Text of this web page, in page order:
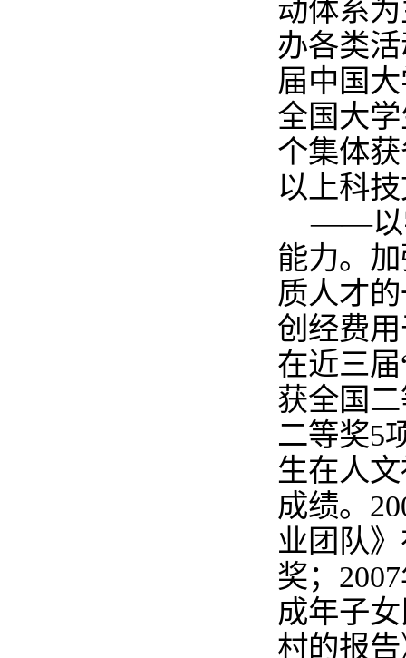
动体系
办各类
届中国
全国大
个集体
以上科
——以
能力。
质人才
创经费
在近三
获全国
二等奖5
生在人
成绩。
业团队
奖； 2007
成年子
村的报